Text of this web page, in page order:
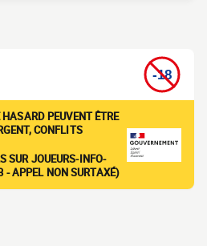
PEUVENT ÊTRE
CONFLITS
SUR JOUEURS-INFO-
- APPEL NON SURTAXÉ)